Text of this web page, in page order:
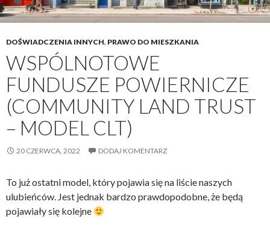
DOŚWIADCZENIA INNYCH, PRAWO DO MIESZKANIA
WSPÓLNOTOWE
FUNDUSZE POWIERNICZE
(COMMUNITY LAND TRUST
– MODEL CLT)
20 CZERWCA, 2022 DODAJ KOMENTARZ
To już ostatni model, który pojawia się na liście naszych
ulubieńców. Jest jednak bardzo prawdopodobne, że będą
pojawiały się kolejne